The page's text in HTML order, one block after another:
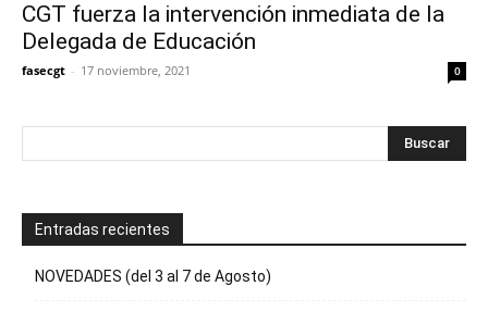
CGT fuerza la intervención inmediata de la
Delegada de Educación
fasecgt - 17 noviembre, 2021 0
Entradas recientes
NOVEDADES (del 3 al 7 de Agosto)